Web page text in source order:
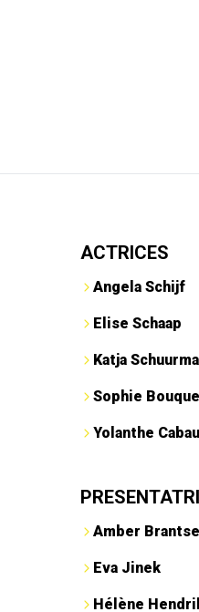
ACTRICES
Angela Schijf
Elise Schaap
Katja
Sophie
Yolanthe Cabau
Amber
Eva Jinek
Hélène